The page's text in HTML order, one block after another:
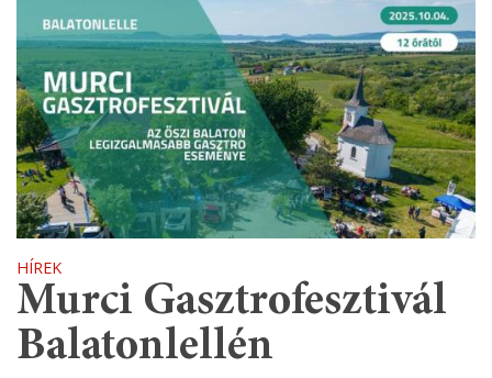
HÍREK
Murci Gasztrofesztivál
Balatonlellén